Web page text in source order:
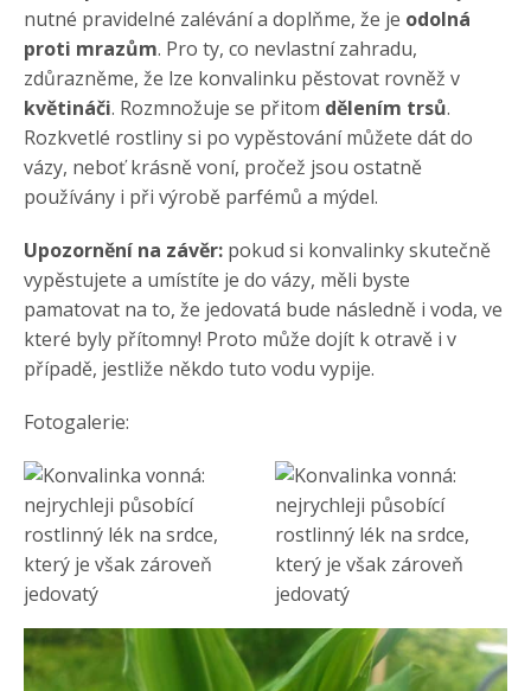
nutné pravidelné zalévání a doplňme, že je odolná
proti mrazům. Pro ty, co nevlastní zahradu,
zdůrazněme, že lze konvalinku pěstovat rovněž v
květináči. Rozmnožuje se přitom dělením trsů.
Rozkvetlé rostliny si po vypěstování můžete dát do
vázy, neboť krásně voní, pročež jsou ostatně
používány i při výrobě parfémů a mýdel.
Upozornění na závěr: pokud si konvalinky skutečně
vypěstujete a umístíte je do vázy, měli byste
pamatovat na to, že jedovatá bude následně i voda, ve
které byly přítomny! Proto může dojít k otravě i v
případě, jestliže někdo tuto vodu vypije.
Fotogalerie: